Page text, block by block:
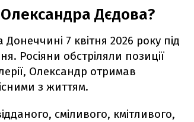
Дєдова?
7 квітня 2026 року під
Росіяни обстріляли позиції
Олександр отримав
з життям.
сміливого, кмітливого,